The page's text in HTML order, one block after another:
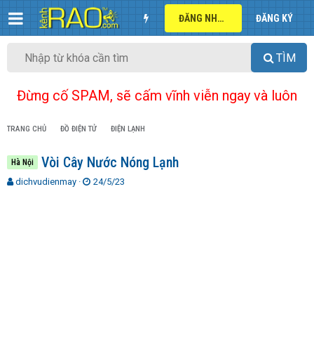
ĐĂNG NHẬP ĐĂNG KÝ
TÌM
Đừng cố SPAM, sẽ cấm vĩnh viễn ngay và luôn
TRANG CHỦ ĐỒ ĐIỆN TỬ ĐIỆN LẠNH
Hà Nội Vòi Cây Nước Nóng Lạnh
T
dichvudienmay
N
24/5/23